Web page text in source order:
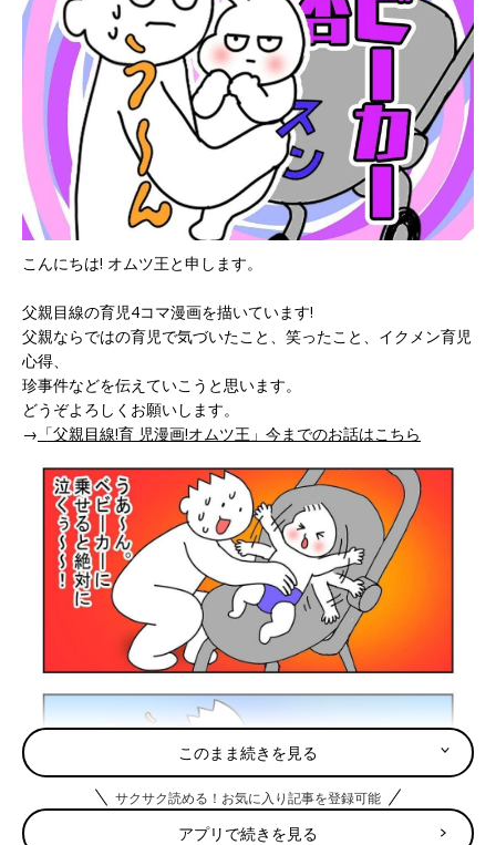
こんにちは! オムツ王と申します。
父親目線の育児4コマ漫画を描いています!
父親ならではの育児で気づいたこと、笑ったこと、イクメン育児
心得、
珍事件などを伝えていこうと思います。
どうぞよろしくお願いします。
→ 「父親目線!育 児漫画!オムツ王」今までのお話はこちら
このまま続きを見る
サクサク読める！お気に入り記事を登録可能
アプリで続きを見る